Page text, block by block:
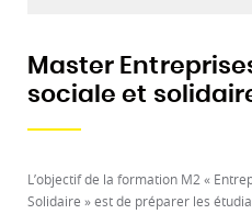
Master
sociale et
L’objectif de la formation M2 «
Solidaire » est de préparer les